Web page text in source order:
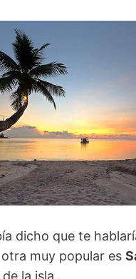
dicho que te
muy popular es
la isla.